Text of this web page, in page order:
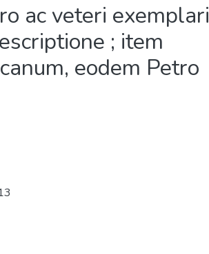
ac veteri exemplari
; item
eodem Petro